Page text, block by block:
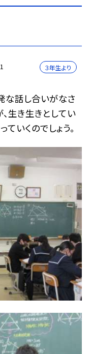
３年生より
な話し合いがなさ
生き生きとしてい
いくのでしょう。